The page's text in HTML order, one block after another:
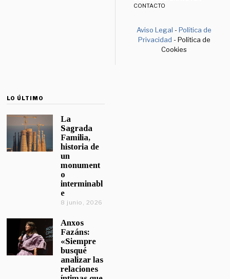
CONTACTO
Aviso Legal -Política de
Privacidad - Política de
Cookies
LO ÚLTIMO
La
Sagrada
Familia,
historia de
un
monument
o
interminabl
e
8 junio, 2026
Anxos
Fazáns:
«Siempre
busqué
analizar las
relaciones